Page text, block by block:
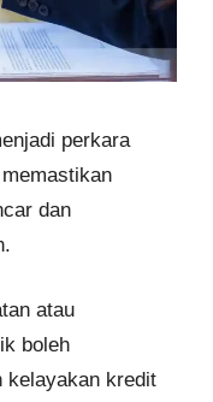
perkara
dan
atau
boleh
kelayakan kredit